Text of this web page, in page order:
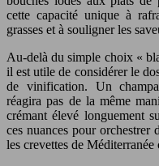
cette capacité unique à
grasses et à souligner les
Au-delà du simple choix «
il est utile de considérer le
de vinification. Un
réagira pas de la même
crémant élevé longuement
ces nuances pour orchestrer
les crevettes de